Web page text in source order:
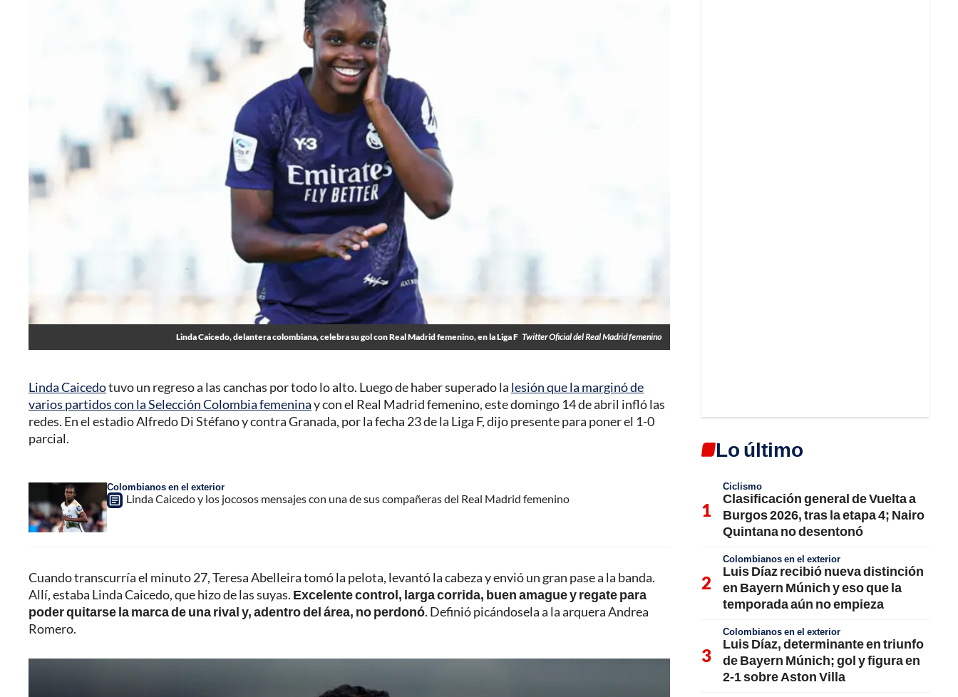
Linda Caicedo, delantera colombiana, celebra su gol con Real Madrid femenino, en la Liga F Twitter Oficial del Real Madrid femenino
Linda Caicedotuvo un regreso a las canchas por todo lo alto. Luego de haber superado la lesión que la marginó de
varios partidos con la Selección Colombia femeninay con el Real Madrid femenino, este domingo 14 de abril infló las
redes. En el estadio Alfredo Di Stéfano y contra Granada, por la fecha 23 de la Liga F, dijo presente para poner el 1-0
parcial.
Colombianos en el exterior
Linda Caicedo y los jocosos mensajes con una de sus compañeras del Real Madrid femenino
Cuando transcurría el minuto 27, Teresa Abelleira tomó la pelota, levantó la cabeza y envió un gran pase a la banda.
Allí, estaba Linda Caicedo, que hizo de las suyas. Excelente control, larga corrida, buen amague y regate para
poder quitarse la marca de una rival y, adentro del área, no perdonó. Definió picándosela a la arquera Andrea
Romero.
Lo último
Ciclismo
Clasificación general de Vuelta a
Burgos 2026, tras la etapa 4; Nairo
Quintana no desentonó
Colombianos en el exterior
Luis Díaz recibió nueva distinción
en Bayern Múnich y eso que la
temporada aún no empieza
Colombianos en el exterior
Luis Díaz, determinante en triunfo
de Bayern Múnich; gol y figura en
2-1 sobre Aston Villa